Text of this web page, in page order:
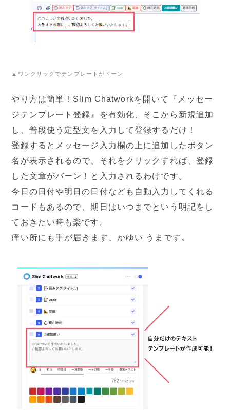
▲ワンクリックでテンプレートがドーン
やり方は簡単！Slim Chatworkを開いて『メッセー
ジテンプレート登録』を有効化、そこから新規追加
し、普段使う定型文を入力して登録するだけ！
登録するとメッセージ入力欄の上に追加したボタン
名が表示されるので、それをクリックすれば、登録
した文章がバーン！と入力されるわけです。
今日の日付や明日の日付なども自動入力してくれる
コードもあるので、期日はいつまでという明記をし
ておきたい時も楽です。
痒い所にも手が届きます、かゆい うまです。